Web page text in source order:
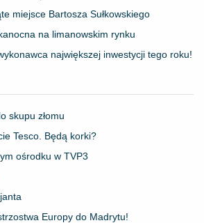
miejsce Bartosza Sułkowskiego
na limanowskim rynku
największej inwestycji tego roku!
skupu złomu
Tesco. Będą korki?
ośrodku w TVP3
Europy do Madrytu!